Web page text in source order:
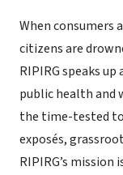
When consumers
citizens are
RIPIRG speaks
public health and
the time-tested
exposés,
RIPIRG’s